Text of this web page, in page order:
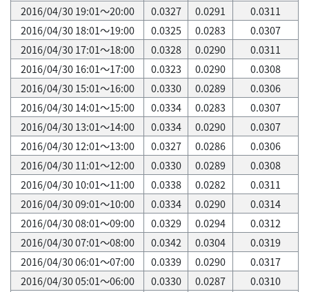
2016/04/30 19:01～20:00
0.0327 0.0291
0.0311
2016/04/30 18:01～19:00
0.0325 0.0283
0.0307
2016/04/30 17:01～18:00
0.0328 0.0290
0.0311
2016/04/30 16:01～17:00
0.0323 0.0290
0.0308
2016/04/30 15:01～16:00
0.0330 0.0289
0.0306
2016/04/30 14:01～15:00
0.0334 0.0283
0.0307
2016/04/30 13:01～14:00
0.0334 0.0290
0.0307
2016/04/30 12:01～13:00
0.0327 0.0286
0.0306
2016/04/30 11:01～12:00
0.0330 0.0289
0.0308
2016/04/30 10:01～11:00
0.0338 0.0282
0.0311
2016/04/30 09:01～10:00
0.0334 0.0290
0.0314
2016/04/30 08:01～09:00
0.0329 0.0294
0.0312
2016/04/30 07:01～08:00
0.0342 0.0304
0.0319
2016/04/30 06:01～07:00
0.0339 0.0290
0.0317
2016/04/30 05:01～06:00
0.0330 0.0287
0.0310